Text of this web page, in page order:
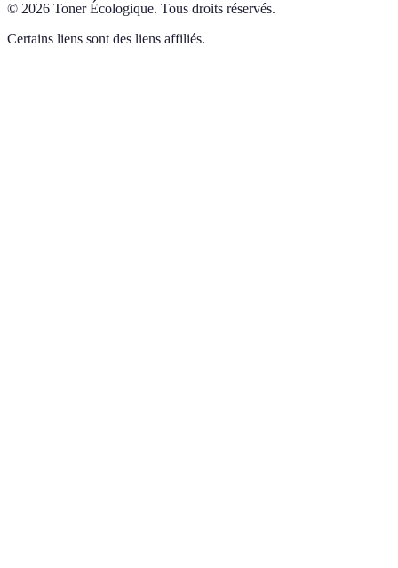
© 2026 Toner Écologique. Tous droits réservés.
Certains liens sont des liens affiliés.